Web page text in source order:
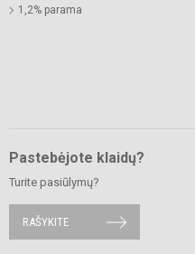
1,2% parama
Pastebėjote klaidų?
Turite pasiūlymų?
RAŠYKITE